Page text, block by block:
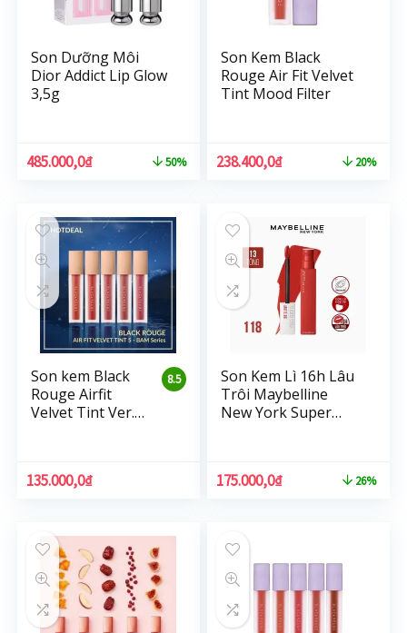
Son Dưỡng Môi
Dior Addict Lip Glow
3,5g
485.000,0₫ 50%
Son Kem Black
Rouge Air Fit Velvet
Tint Mood Filter
238.400,0₫ 20%
8.5
Son kem Black
Rouge Airfit
Velvet Tint Ver.5
135.000,0₫
Son Kem Lì 16h Lâu
Trôi Maybelline
New York Super
175.000,0₫ 26%